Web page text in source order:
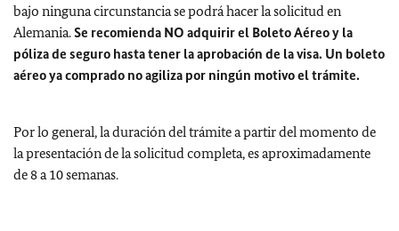
bajo ninguna circunstancia se podrá hacer la solicitud en
Alemania.Se recomienda NO adquirir el Boleto Aéreo y la
póliza de seguro hasta tener la aprobación de la visa. Un boleto
aéreo ya comprado no agiliza por ningún motivo el trámite.
Por lo general, la duración del trámite a partir del momento de
la presentación de la solicitud completa, es aproximadamente
de 8 a 10 semanas.